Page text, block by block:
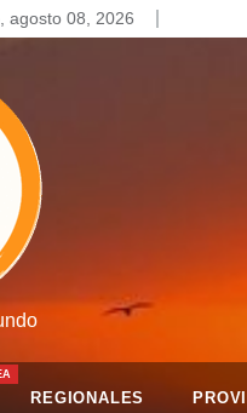
agosto 08, 2026
REGIONALES